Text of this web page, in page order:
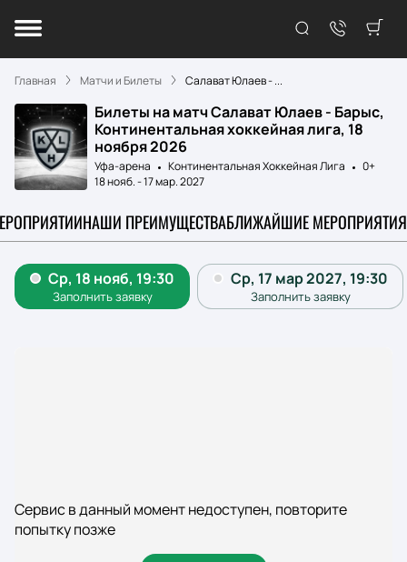
Главная Матчи и Билеты Салават Юлаев - ...
Билеты на матч Салават Юлаев - Барыс,
Континентальная хоккейная лига, 18
ноября 2026
Уфа-арена Континентальная Хоккейная Лига
0+
18 нояб.-17 мар. 2027
НАШИ ПРЕИМУЩЕСТВАБЛИЖАЙШИЕ МЕРОПРИЯТИЯ
Сервис в данный момент недоступен, повторите
попытку позже